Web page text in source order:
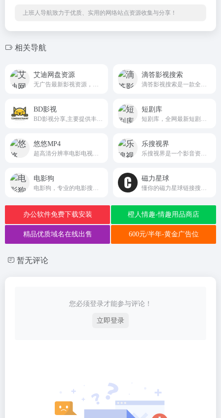
上班人导航致力于优质、实用的网络站点资源收集与分享！
相关导航
艾迪网盘资源 滴答影视搜索
BD影视 短剧库
悠悠MP4 乐搜视界
电影狗 磁力星球
办公软件免费下载安装 橙人情趣-情趣用品商店
精品优质域名在线出售 600元/半年-黄金广告位
暂无评论
您必须登录才能参与评论！
立即登录